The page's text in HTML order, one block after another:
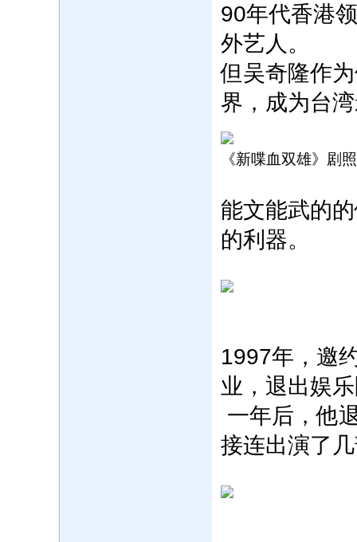
90年代香港
外艺人。‍
但吴奇隆作
界，成为台
《新喋血双雄》剧照
能文能武的
的利器。
1997年，邀
业，退出娱
一年后，他
接连出演了